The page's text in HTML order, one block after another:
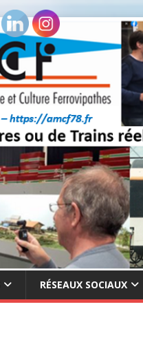
RÉSEAUX SOCIAUX